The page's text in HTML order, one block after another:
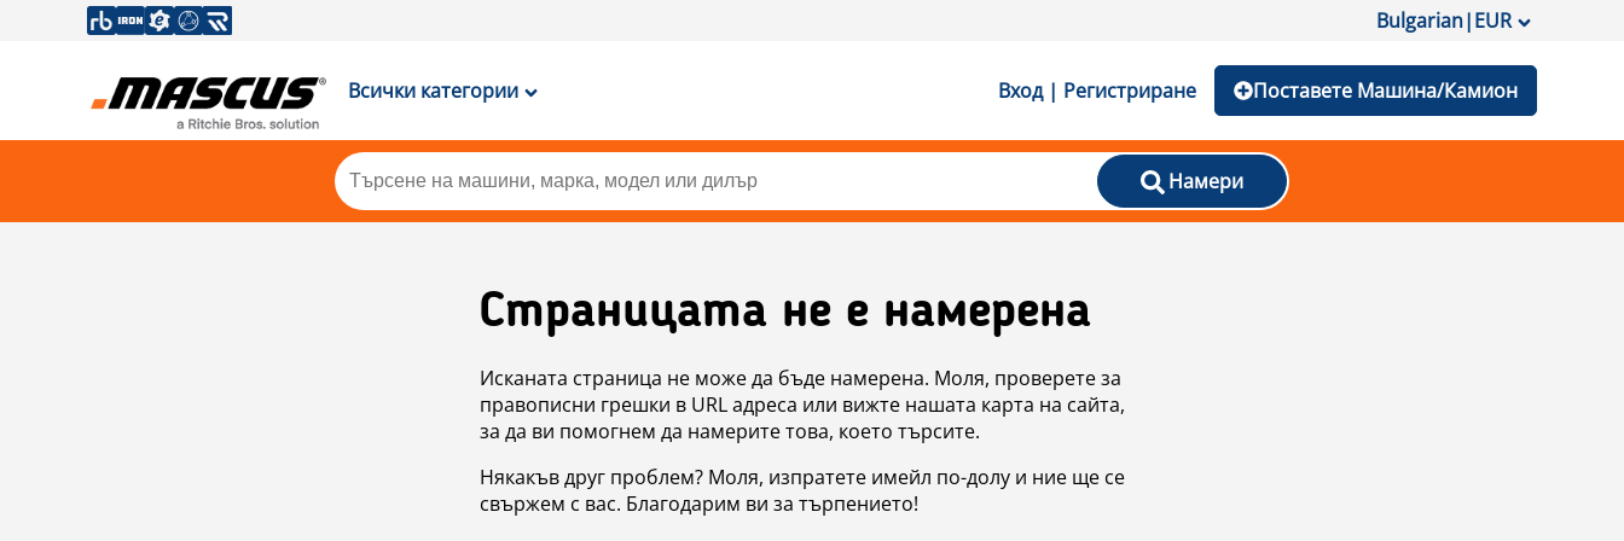
Bulgarian|EUR
Всички категории Вход | Регистриране Поставете Машина/Камион
Намери
Страницата не е намерена
Исканата страница не може да бъде намерена. Моля, проверете за
правописни грешки в URL адреса или вижте нашата карта на сайта,
за да ви помогнем да намерите това, което търсите.
Някакъв друг проблем? Моля, изпратете имейл по-долу и ние ще се
свържем с вас. Благодарим ви за търпението!